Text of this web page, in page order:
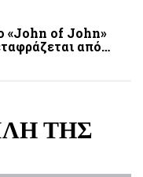
«John of John»
από…
ΤΗΣ